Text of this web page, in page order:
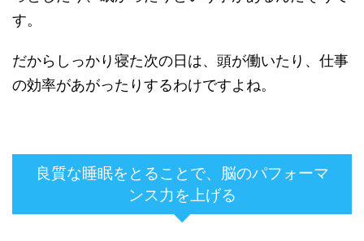
す。
だからしっかり寝た次の日は、頭が働いたり、仕事
の効率があがったりするわけですよね。
良質な睡眠をとることで、脳のパフォーマ
ンス力を上げる